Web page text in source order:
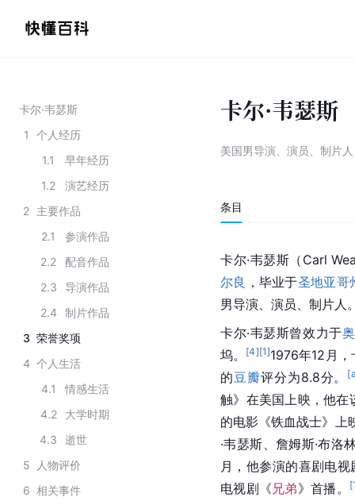
卡尔·韦瑟斯
1
个人经历
1.1
早年经历
1.2
演艺经历
2 主要作品
2.1
参演作品
2.2
配音作品
2.3
导演作品
2.4
制片作品
3 荣誉奖项
4 个人生活
4.1
情感生活
4.2
大学时期
4.3
逝世
5
人物评价
6 相关事件
卡尔·韦瑟斯
美国男导演、演员、制片人
条目
卡尔·韦瑟斯（Carl
尔良 ，毕业于圣地亚哥
男导演、演员、制片人
卡尔·韦瑟斯曾效力于
坞。
[4][1]1976年12月，
的豆瓣评分为8.8分。
触》在美国上映，他在
的电影《铁血战士》上
·韦瑟斯、 詹姆斯·布洛
月，他参演的喜剧电视
电视剧《 兄弟》首播。 [